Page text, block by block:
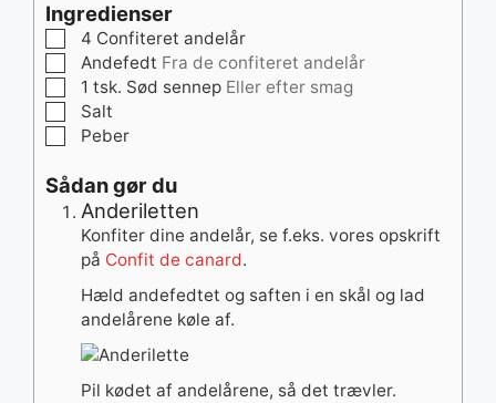
Ingredienser
▢
4 Confiteret andelår
▢
Andefedt Fra de confiteret andelår
▢1 tsk. Sød sennep Eller efter smag
▢
Salt
▢
Peber
Sådan gør du
Anderiletten
Konfiter dine andelår, se f.eks. vores opskrift
på Confit de canard.
Hæld andefedtet og saften i en skål og lad
andelårene køle af.
Pil kødet af andelårene, så det trævler.